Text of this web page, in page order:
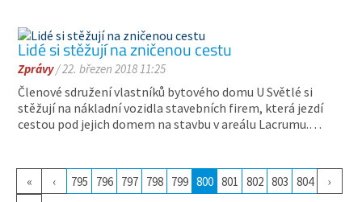
Lidé si stěžují na zničenou cestu
Zprávy/ 22. březen 2018 11:25
Členové sdružení vlastníků bytového domu U Světlé si
stěžují na nákladní vozidla stavebních firem, která jezdí
cestou pod jejich domem na stavbu v areálu Lacrumu.…
« ‹ 795 796 797 798 799 800 801 802 803 804
›